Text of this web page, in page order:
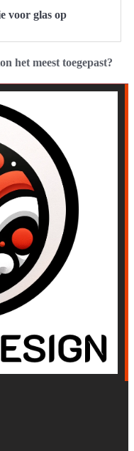
voor glas op
het meest toegepast?